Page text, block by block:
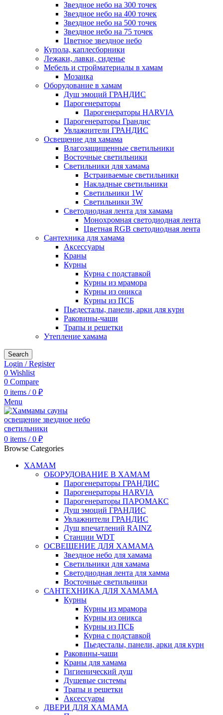
Звездное небо на 300 точек
Звездное небо на 400 точек
Звездное небо на 500 точек
Звездное небо на 75 точек
Цветное звездное небо
Купола, каплесборники
Лежаки, лавки, сиденье
Мебель и стройматериалы в хамам
Мозаика
Оборудование в хамам
Душ эмоций ГРАНДИС
Парогенераторы
Парогенераторы HARVIA
Парогенераторы Грандис
Увлажнители ГРАНДИС
Освещение для хамама
Влагозащищенные светильники
Восточные светильники
Светильники для хамама
Встраиваемые светильники
Накладные светильники
Светильники 1W
Светильники 3W
Светодиодная лента для хамама
Монохромная светодиодная лента
Цветная RGB светодиодная лента
Сантехника для хамама
Аксессуары
Краны
Курны
Курна с подставкой
Курны из мрамора
Курны из оникса
Курны из ПСБ
Пьедесталы, панели, арки для курн
Раковины-чаши
Трапы и решетки
Утепление хамама
Search
Login / Register
0 Wishlist
0 Compare
0 items / 0 ₽
Menu
0 items / 0 ₽
Browse Categories
ХАМАМ
ОБОРУДОВАНИЕ В ХАМАМ
Парогенераторы ГРАНДИС
Парогенераторы HARVIA
Парогенераторы ПАРОМАКС
Душ эмоций ГРАНДИС
Увлажнители ГРАНДИС
Душ впечатлений RAINZ
Станции WDT
ОСВЕЩЕНИЕ ДЛЯ ХАМАМА
Звездное небо для хамама
Светильники для хамама
Светодиодная лента для хамма
Восточные светильники
САНТЕХНИКА ДЛЯ ХАМАМА
Курны
Курны из мрамора
Курны из оникса
Курны из ПСБ
Курна с подставкой
Пьедесталы, панели, арки для курн
Раковины-чаши
Краны для хамама
Гигиенический душ
Душевые системы
Трапы и решетки
Аксессуары
ДВЕРИ ДЛЯ ХАМАМА